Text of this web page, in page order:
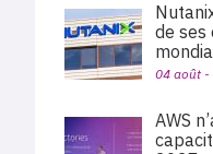
de
04 août -
AWS